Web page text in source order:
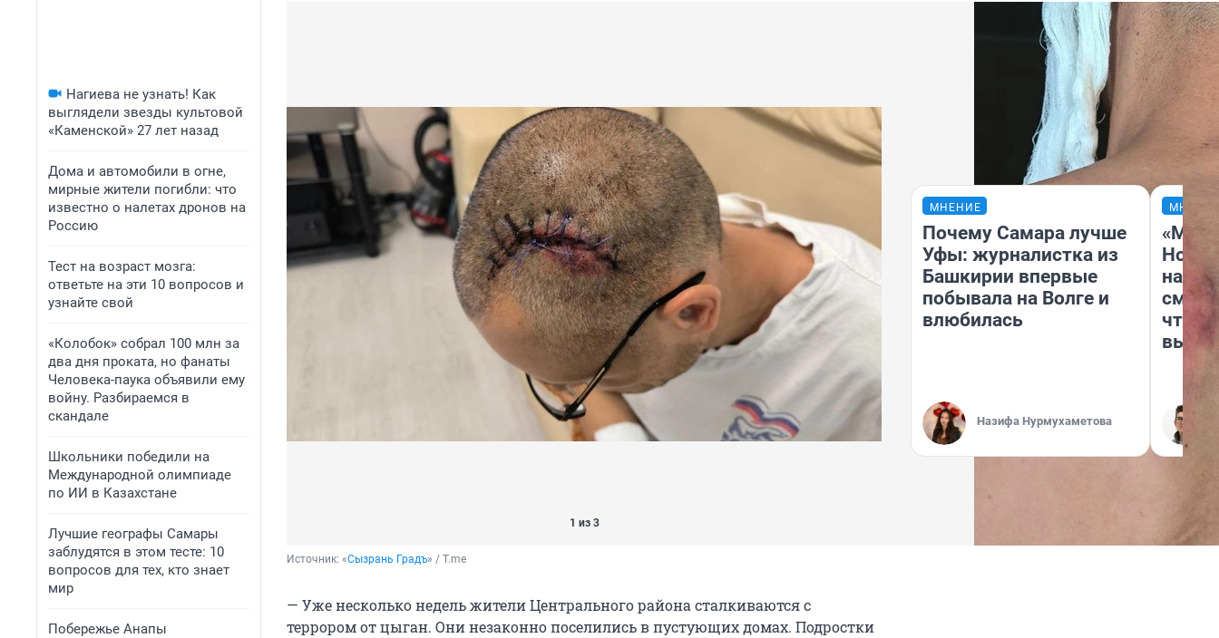
Нагиева не узнать! Как
выглядели звезды культовой
«Каменской» 27 лет назад
Дома и автомобили в огне,
мирные жители погибли: что
известно о налетах дронов на
Россию
Тест на возраст мозга:
ответьте на эти 10 вопросов и
узнайте свой
«Колобок» собрал 100 млн за
два дня проката, но фанаты
Человека-паука объявили ему
войну. Разбираемся в
скандале
Школьники победили на
Международной олимпиаде
по ИИ в Казахстане
Лучшие географы Самары
заблудятся в этом тесте: 10
вопросов для тех, кто знает
мир
Побережье Анапы
1 из 3
Источник: «Сызрань Градъ» / T.me
— Уже несколько недель жители Центрального района сталкиваются с
террором от цыган. Они незаконно поселились в пустующих домах. Подростки
МНЕНИЕ
Почему Самара лучше
Уфы: журналистка из
Башкирии впервые
побывала на Волге и
влюбилась
Назифа Нурмухаметова
«Мы